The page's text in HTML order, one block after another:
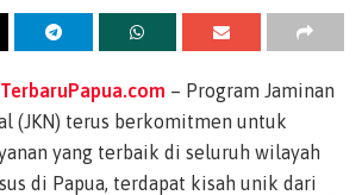
– Program Jaminan
(JKN) terus berkomitmen untuk
yang terbaik di seluruh wilayah
di Papua, terdapat kisah unik dari